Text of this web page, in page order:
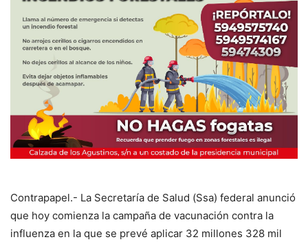
Contrapapel.- La Secretaría de Salud (Ssa) federal anunció
que hoy comienza la campaña de vacunación contra la
influenza en la que se prevé aplicar 32 millones 328 mil